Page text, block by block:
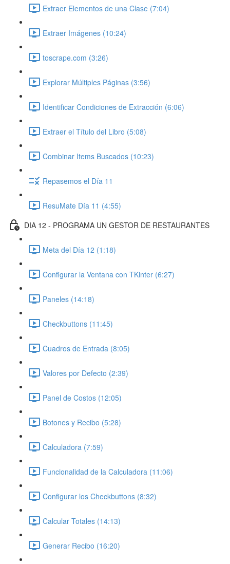
Extraer Elementos de una Clase (7:04)
Extraer Imágenes (10:24)
toscrape.com (3:26)
Explorar Múltiples Páginas (3:56)
Identificar Condiciones de Extracción (6:06)
Extraer el Título del Libro (5:08)
Combinar Items Buscados (10:23)
Repasemos el Día 11
ResuMate Día 11 (4:55)
DIA 12 - PROGRAMA UN GESTOR DE RESTAURANTES
Meta del Día 12 (1:18)
Configurar la Ventana con TKinter (6:27)
Paneles (14:18)
Checkbuttons (11:45)
Cuadros de Entrada (8:05)
Valores por Defecto (2:39)
Panel de Costos (12:05)
Botones y Recibo (5:28)
Calculadora (7:59)
Funcionalidad de la Calculadora (11:06)
Configurar los Checkbuttons (8:32)
Calcular Totales (14:13)
Generar Recibo (16:20)